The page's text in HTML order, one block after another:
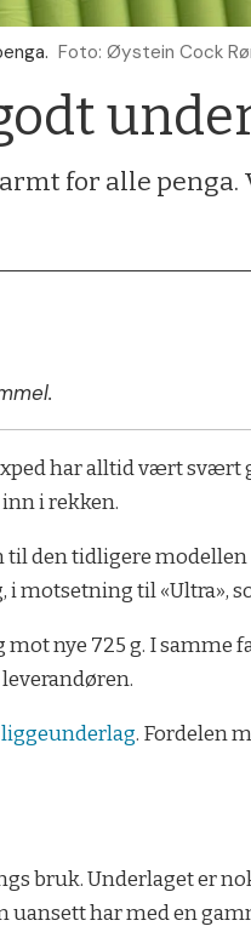
Foto: Øystein Cock
for alle penga.
har alltid vært svært
i rekken.
den tidligere
i motsetning til «Ultra»,
mot nye 725 g. I
liggeunderlag. Fordelen
bruk. Underlaget er
uansett har med en